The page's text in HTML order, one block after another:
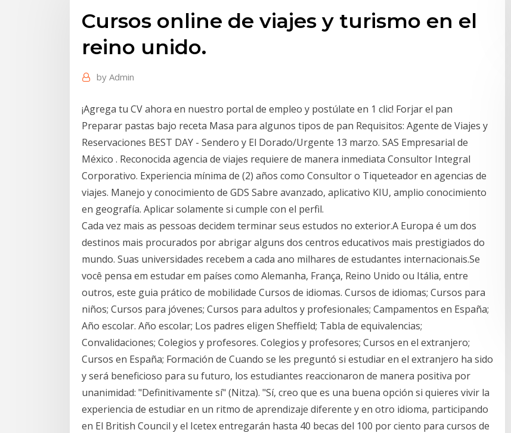
Cursos online de viajes y turismo en el
reino unido.
by Admin
¡Agrega tu CV ahora en nuestro portal de empleo y postúlate en 1 clic! Forjar el pan
Preparar pastas bajo receta Masa para algunos tipos de pan Requisitos: Agente de Viajes y
Reservaciones BEST DAY - Sendero y El Dorado/Urgente 13 marzo. SAS Empresarial de
México . Reconocida agencia de viajes requiere de manera inmediata Consultor Integral
Corporativo. Experiencia mínima de (2) años como Consultor o Tiqueteador en agencias de
viajes. Manejo y conocimiento de GDS Sabre avanzado, aplicativo KIU, amplio conocimiento
en geografía. Aplicar solamente si cumple con el perfil.
Cada vez mais as pessoas decidem terminar seus estudos no exterior.A Europa é um dos
destinos mais procurados por abrigar alguns dos centros educativos mais prestigiados do
mundo. Suas universidades recebem a cada ano milhares de estudantes internacionais.Se
você pensa em estudar em países como Alemanha, França, Reino Unido ou Itália, entre
outros, este guia prático de mobilidade Cursos de idiomas. Cursos de idiomas; Cursos para
niños; Cursos para jóvenes; Cursos para adultos y profesionales; Campamentos en España;
Año escolar. Año escolar; Los padres eligen Sheffield; Tabla de equivalencias;
Convalidaciones; Colegios y profesores. Colegios y profesores; Cursos en el extranjero;
Cursos en España; Formación de Cuando se les preguntó si estudiar en el extranjero ha sido
y será beneficioso para su futuro, los estudiantes reaccionaron de manera positiva por
unanimidad: "Definitivamente sí" (Nitza). "Sí, creo que es una buena opción si quieres vivir la
experiencia de estudiar en un ritmo de aprendizaje diferente y en otro idioma, participando
en El British Council y el Icetex entregarán hasta 40 becas del 100 por ciento para cursos de